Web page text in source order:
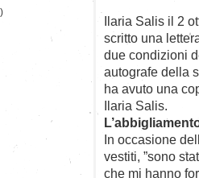
Ilaria Salis il 2
scritto una
due condizioni
autografe della
ha avuto una
Ilaria Salis.
In occasione
vestiti, ”sono
che mi hanno